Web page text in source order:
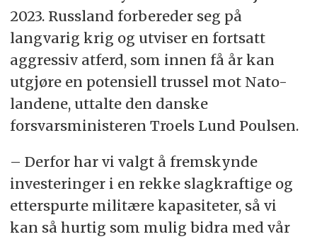
2023. Russland forbereder seg på
langvarig krig og utviser en fortsatt
aggressiv atferd, som innen få år kan
utgjøre en potensiell trussel mot Nato-
landene, uttalte den danske
forsvarsministeren Troels Lund Poulsen.
– Derfor har vi valgt å fremskynde
investeringer i en rekke slagkraftige og
etterspurte militære kapasiteter, så vi
kan så hurtig som mulig bidra med vår